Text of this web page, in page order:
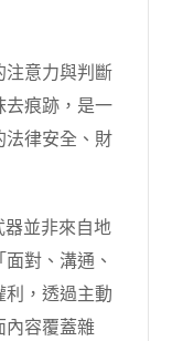
注意力與判斷
去痕跡，是一
法律安全、財
器並非來自地
對、溝通、
，透過主動
內容覆蓋雜